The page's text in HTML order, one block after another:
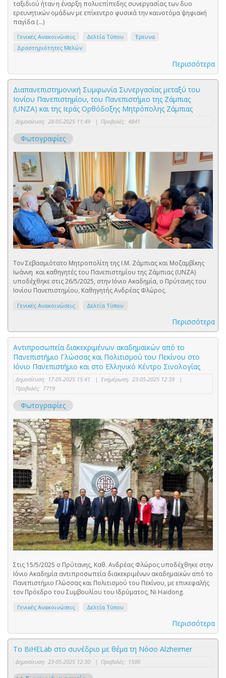
ταξιδιού ήταν η έναρξη πολυεπίπεδης συνεργασίας των δυο
ερευνητικών ομάδων με επίκεντρο φυσικά την καινοτόμα ψηφιακή
παγίδα (...)
Γενικές Ανακοινώσεις Δελτία Τύπου
Έρευνα
Δραστηριότητες Μελών
Περισσότερα
Διαπανεπιστημονική Συμφωνία Συνεργασίας μεταξύ του
Ιονίου Πανεπιστημίου, του Πανεπιστήμιο της Ζάμπιας
(UNZA) και της Ιεράς Ορθόδοξης Μητρόπολης Ζάμπιας
Δημοσίευση: 28-05-2025 11:49 | Προβολές: 4841
Φωτογραφίες
Τον Σεβασμιότατο Μητροπολίτη της Ι.Μ. Ζάμπιας και Μοζαμβίκης
Ιωάννη και καθηγητές του Πανεπιστημίου της Ζάμπιας (UNZA)
υποδέχθηκε στις 26/5/2025, στην Ιόνιο Ακαδημία, ο Πρύτανης του
Ιονίου Πανεπιστημίου, Καθηγητής Ανδρέας Φλώρος.
Γενικές Ανακοινώσεις Δελτία Τύπου
Περισσότερα
Αντιπροσωπεία διακεκριμένων ακαδημαϊκών από το
Πανεπιστήμιο Γλώσσας και Πολιτισμού του Πεκίνου στο
Ιόνιο Πανεπιστήμιο και στο Ελληνικό Κέντρο Σινολογίας
Δημοσίευση: 17-05-2025 15:41 | Ενημέρωση: 23-05-2025 12:39
|
Προβολές: 7719
Φωτογραφίες
Στις 15/5/2025 ο Πρύτανης, Καθ. Ανδρέας Φλώρος υποδέχθηκε στην
Ιόνιο Ακαδημία αντιπροσωπεία διακεκριμένων ακαδημαϊκών από το
Πανεπιστήμιο Γλώσσας και Πολιτισμού του Πεκίνου, με επικεφαλής
τον Πρόεδρο του Συμβουλίου του Ιδρύματος, Ni Haidong.
Γενικές Ανακοινώσεις Δελτία Τύπου
Περισσότερα
Το BiHELab στο συνέδριο με θέμα τη Νόσο Alzheimer
Δημοσίευση: 23-05-2025 12:30 | Προβολές: 1500